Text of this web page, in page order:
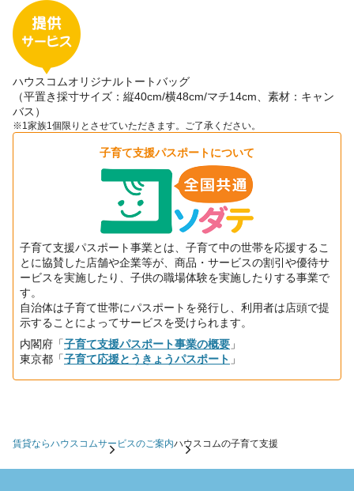
ハウスコムオリジナルトートバッグ
（平置き採寸サイズ：縦40cm/横48cm/マチ14cm、素材：キャン
バス）
※1家族1個限りとさせていただきます。ご了承ください。
子育て支援パスポートについて
子育て支援パスポート事業とは、子育て中の世帯を応援するこ
とに協賛した店舗や企業等が、商品・サービスの割引や優待サ
ービスを実施したり、子供の職場体験を実施したりする事業で
す。
自治体は子育て世帯にパスポートを発行し、利用者は店頭で提
示することによってサービスを受けられます。
内閣府「子育て支援パスポート事業の概要 」
東京都「子育て応援とうきょうパスポート 」
賃貸ならハウスコムサービスのご案内ハウスコムの子育て支援